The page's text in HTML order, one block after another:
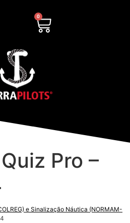
0
Pro –
e Sinalização Náutica (NORMAM-